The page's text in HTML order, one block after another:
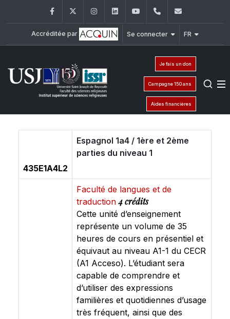
FacebookTwitter InstagramLinkedInYouTube+961 (1) 421 581
Accréditée par Se connecter FR
Je fais un don
Campagne 150 ans
Aides financières
435E1A4L2
Espagnol 1a4 / 1ère et 2ème
parties du niveau 1
Faculté de langues et de
traduction4 crédits
Cette unité d’enseignement
représente un volume de 35
heures de cours en présentiel et
équivaut au niveau A1-1 du CECR
(A1 Acceso). L’étudiant sera
capable de comprendre et
d’utiliser des expressions
familières et quotidiennes d’usage
très fréquent, ainsi que des